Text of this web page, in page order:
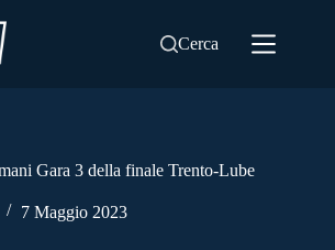
Cerca
Gara 3 della finale Trento-Lube
7 Maggio 2023